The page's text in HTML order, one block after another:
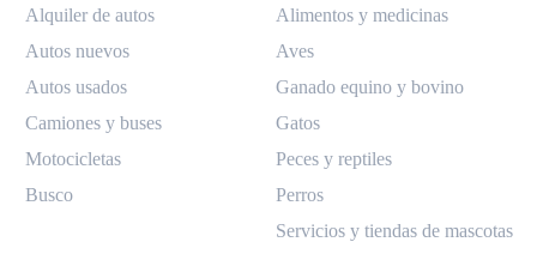
Alquiler de autos
Autos nuevos
Autos usados
Camiones y buses
Motocicletas
Busco
Alimentos y medicinas
Aves
Ganado equino y bovino
Gatos
Peces y reptiles
Perros
Servicios y tiendas de mascotas